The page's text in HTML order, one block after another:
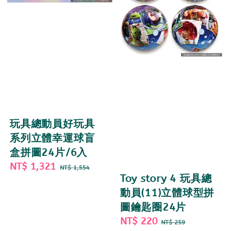
玩具總動員好玩具
系列立體幸運球盲
盒拼圖24片/6入
Sale
NT$ 1,321 Regular
NT$ 1,554
Toy story 4 玩具總
動員(11)立體球型拼
圖鑰匙圈24片
Sale
NT$ 220 Regular
NT$ 259